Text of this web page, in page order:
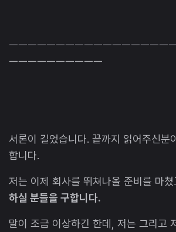
ㅡㅡㅡㅡㅡㅡㅡㅡㅡㅡㅡㅡㅡㅡㅡㅡㅡ
ㅡㅡㅡㅡㅡㅡㅡㅡㅡㅡ
서론이 길었습니다. 끝까지 읽어주신분
합니다.
저는 이제 회사를 뛰쳐나올 준비를 마쳤
하실 분들을 구합니다.
말이 조금 이상하긴 한데, 저는 그리고